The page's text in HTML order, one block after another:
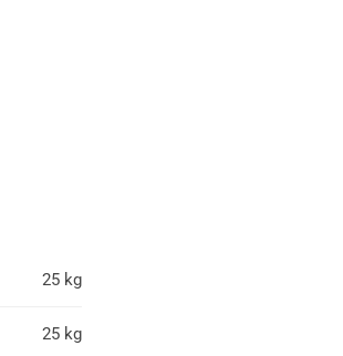
25 kg
25 kg